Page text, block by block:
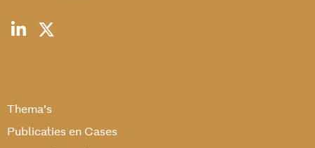
Thema’s
Publicaties en Cases